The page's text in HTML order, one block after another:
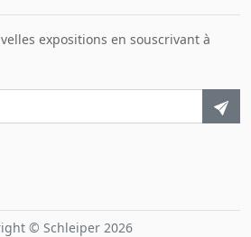
expositions en souscrivant à
© Schleiper 2026